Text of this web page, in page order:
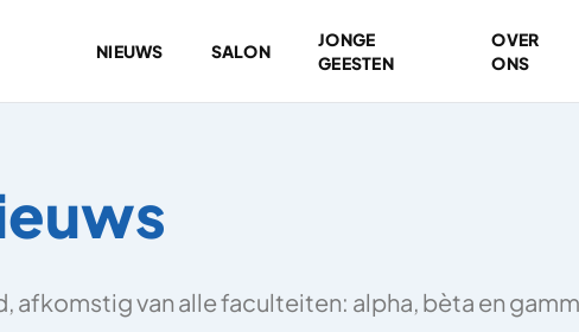
NIEUWS SALON
JONGE
GEESTEN
OVER
ONS
afkomstig van alle faculteiten: alpha, bèta en